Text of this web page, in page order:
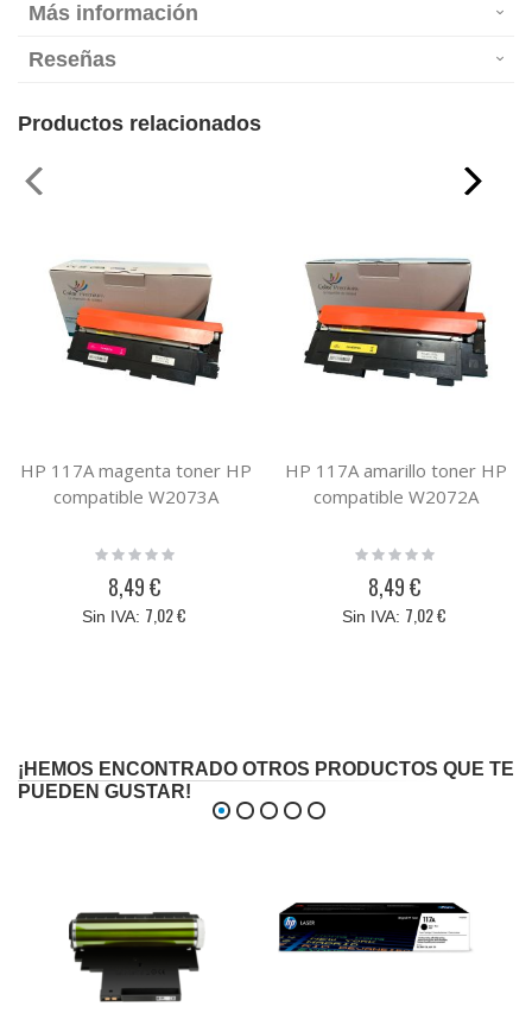
Más información
Reseñas
Productos relacionados
HP 117A magenta toner HP
compatible W2073A
Rating:
8,49 €
7,02 €
HP 117A amarillo toner HP
compatible W2072A
Rating:
8,49 €
7,02 €
¡HEMOS ENCONTRADO OTROS PRODUCTOS QUE TE
PUEDEN GUSTAR!